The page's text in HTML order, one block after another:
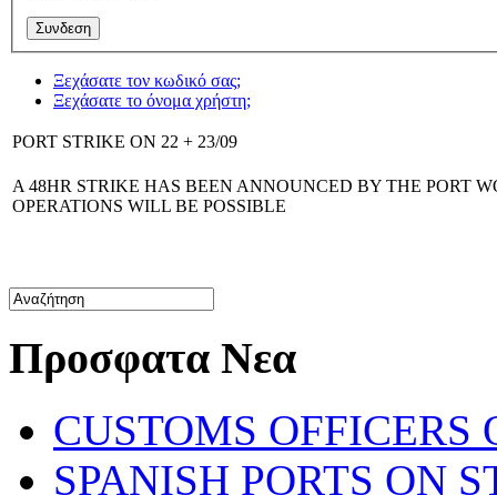
Ξεχάσατε τον κωδικό σας;
Ξεχάσατε το όνομα χρήστη;
PORT STRIKE ON 22 + 23/09
A 48HR STRIKE HAS BEEN ANNOUNCED BY THE PORT
OPERATIONS WILL BE POSSIBLE
Προσφατα Νεα
CUSTOMS OFFICERS
SPANISH PORTS ON